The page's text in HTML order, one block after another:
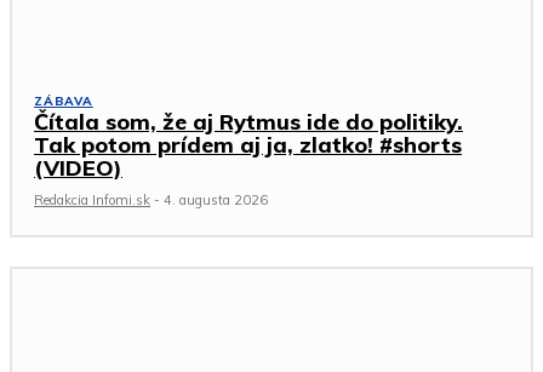
ZÁBAVA
Čítala som, že aj Rytmus ide do politiky.
Tak potom prídem aj ja, zlatko! #shorts
(VIDEO)
Redakcia Infomi.sk - 4. augusta 2026